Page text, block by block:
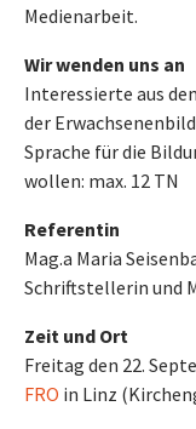
Medienarbeit.
Wir wenden uns an
Interessierte aus
der
Sprache für die
wollen: max. 12 TN
Referentin
Mag.a Maria
Schriftstellerin und
Zeit und Ort
Freitag den 22.
FRO in Linz